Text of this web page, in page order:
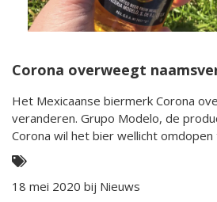
Corona overweegt
Het Mexicaanse biermerk Corona
veranderen. Grupo Modelo, de
Corona wil het bier wellicht
18 mei 2020 bij Nieuws